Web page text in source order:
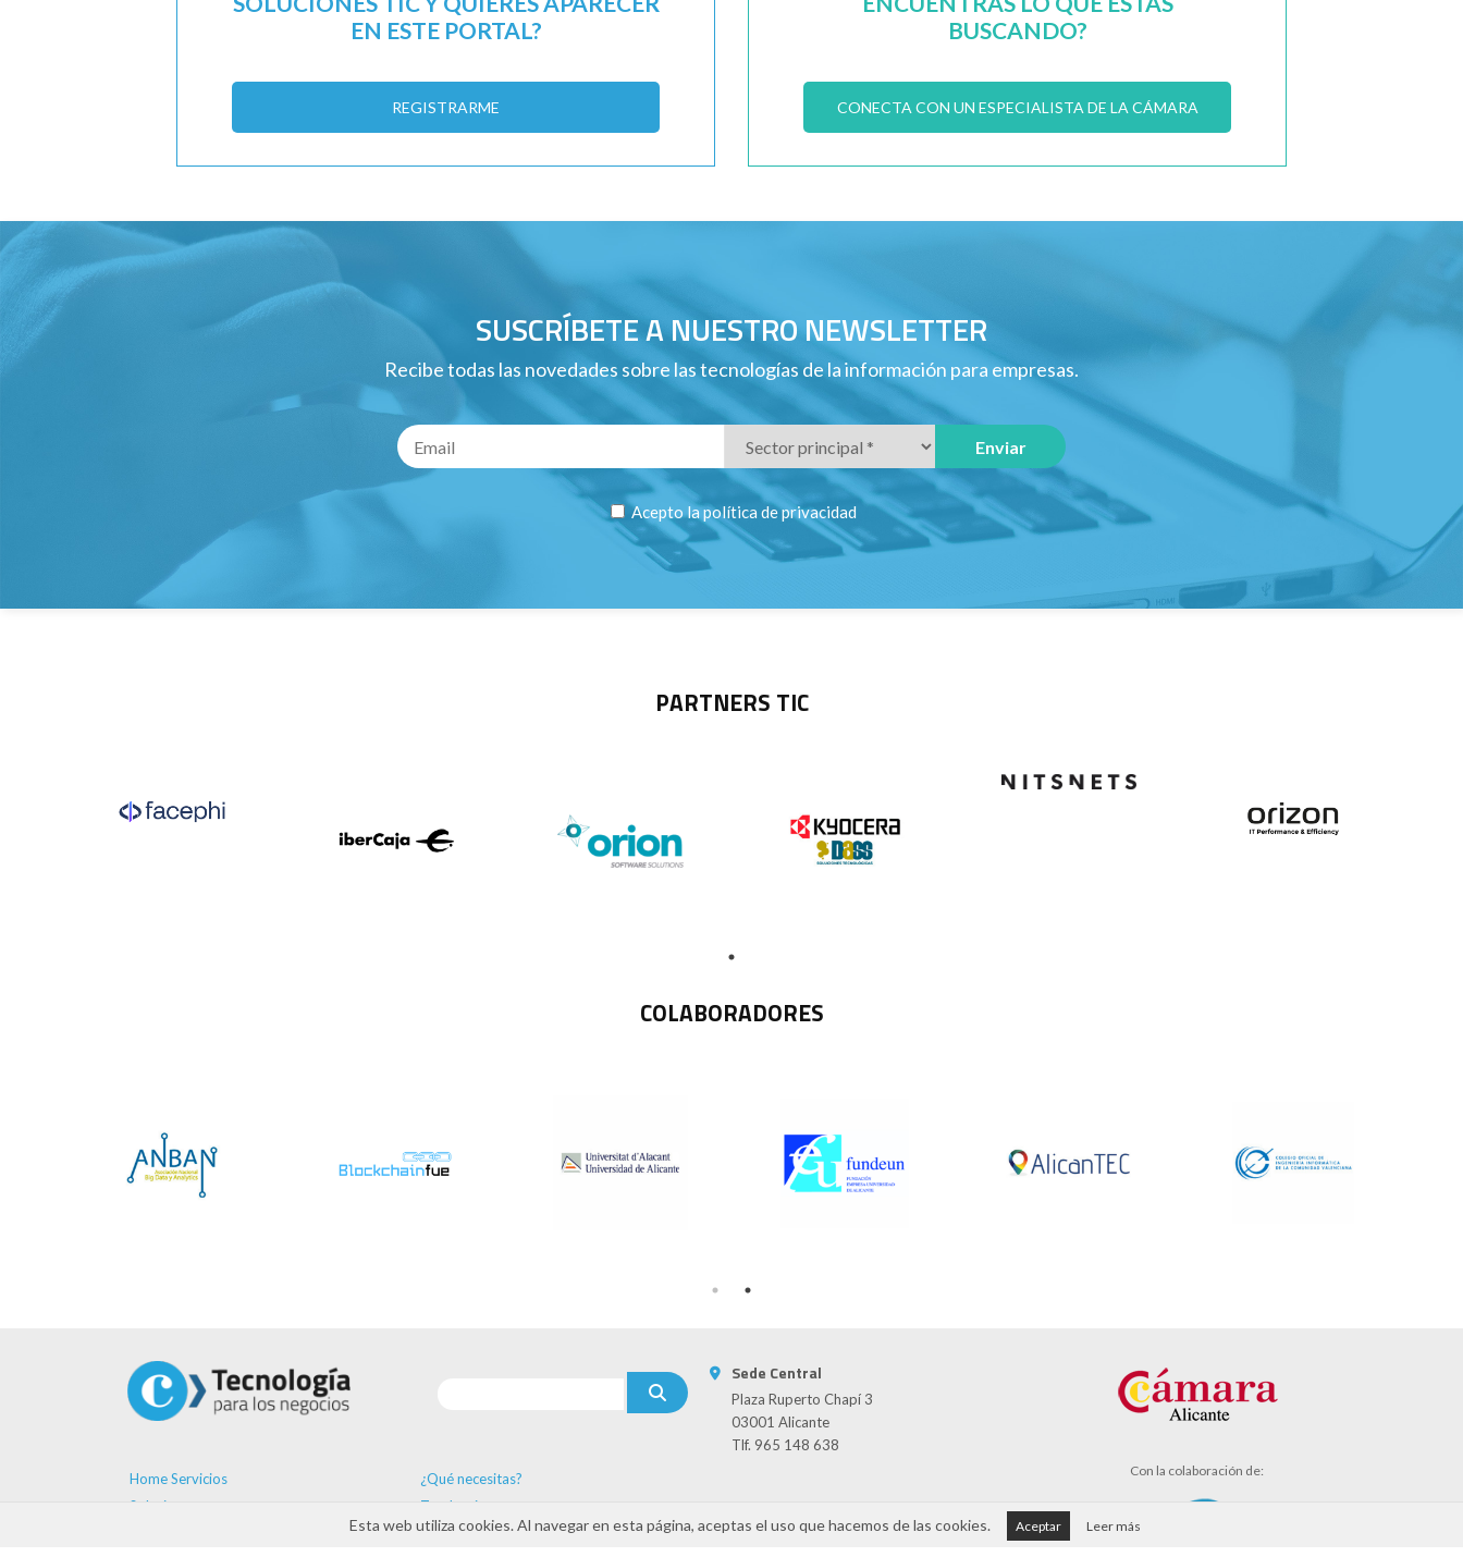
EN ESTE PORTAL?
REGISTRARME
BUSCANDO?
CONECTA CON UN ESPECIALISTA DE LA CÁMARA
SUSCRÍBETE A NUESTRO NEWSLETTER
Recibe todas las novedades sobre las tecnologías de la información para empresas.
Acepto lapolítica de privacidad
PARTNERS TIC
COLABORADORES
Home Servicios
¿Qué necesitas?
Soluciones
Tendencias
Formación
Sede Central
Plaza Ruperto Chapí 3
03001 Alicante
Tlf. 965 148 638
Con la colaboración de:
Esta web utiliza cookies. Al navegar en esta página, aceptas el uso que hacemos de las cookies. Aceptar Leer más